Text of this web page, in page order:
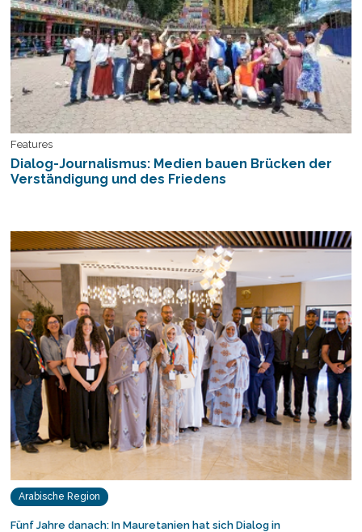
Features
Dialog-Journalismus: Medien bauen Brücken der
Verständigung und des Friedens
Arabische Region
Fünf Jahre danach: In Mauretanien hat sich Dialog in